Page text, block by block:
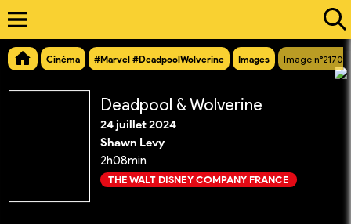
Cinéma #Marvel #DeadpoolWolverine Images Image n°21709
Deadpool & Wolverine
24 juillet 2024
Shawn Levy
2h08min
THE WALT DISNEY COMPANY FRANCE